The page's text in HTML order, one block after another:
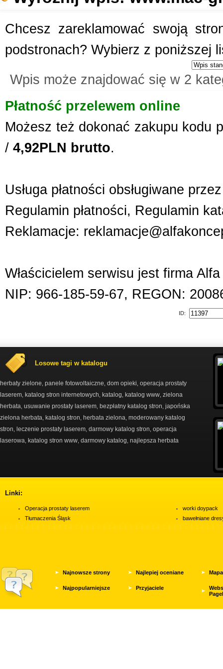
Chcesz zareklamować swoją
podstronach? Wybierz z poniższej
Wpis może znajdować się w 2
Płatność przelewem online
Możesz też dokonać zakupu kodu
/ 4,92PLN brutto.
Usługa płatności obsługiwane
Regulamin płatności, Regulamin
Reklamacje:
Właścicielem serwisu jest firma
NIP: 966-185-59-67, REGON:
ID:
Losowe tagi w katalogu
herbaty zielone panele fotowoltaiczne dom opieki operacja prostaty
laserem katalog stron internetowych katalog katalog www zielona
herbata usuwanie prostaty laserem bezpłatny katalog stron japońska
zielona herbata katalog stron herbata zielona moderowany katalog
stron
leczenie prostaty laserem darmowy katalog stron operacja
laserowa katalog stron www darmowy katalog najlepsza herbata
Linki:
Operacja prostaty laserem
Tłumaczenia Śląsk
worki doypack
bawełniane
Najnowsze strony Najlepiej oceniane
Najpopularniejsze Przyjaciele